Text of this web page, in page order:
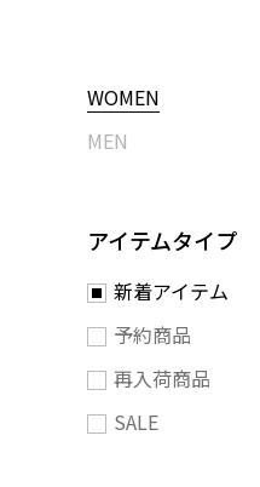
WOMEN
MEN
アイテムタイプ
新着アイテム
予約商品
再入荷商品
SALE